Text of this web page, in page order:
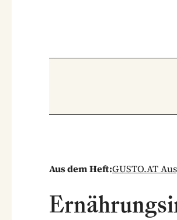
Aus dem Heft:GUSTO.AT